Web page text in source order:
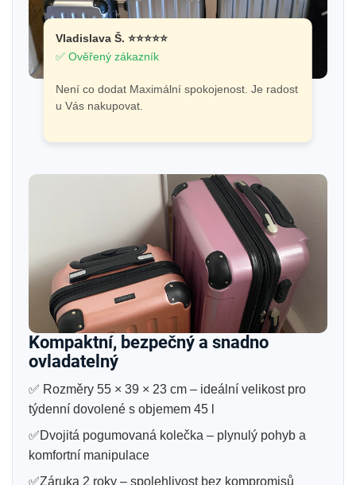
Vladislava Š. ⭐⭐⭐⭐⭐
✅ Ověřený zákazník
Není co dodat Maximální spokojenost. Je radost
u Vás nakupovat.
Kompaktní, bezpečný a snadno
ovladatelný
✅ Rozměry 55 × 39 × 23 cm – ideální velikost pro
týdenní dovolené s objemem 45 l
✅Dvojitá pogumovaná kolečka – plynulý pohyb a
komfortní manipulace
✅Záruka 2 roky – spolehlivost bez kompromisů